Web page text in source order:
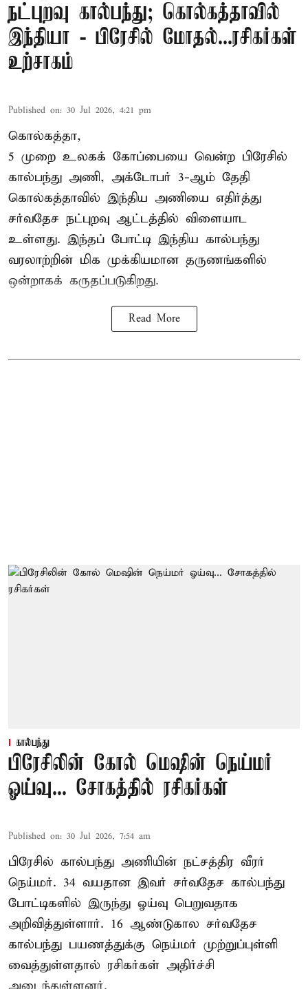
நட்புறவு கால்பந்து; கொல்கத்தாவில்
இந்தியா - பிரேசில் மோதல்...ரசிகர்கள்
உற்சாகம்
Published on: 30 Jul 2026, 4:21 pm
கொல்கத்தா,
5 முறை உலகக் கோப்பையை வென்ற பிரேசில்
கால்பந்து அணி, அக்டோபர் 3-ஆம் தேதி
கொல்கத்தாவில் இந்திய அணியை எதிர்த்து
சர்வதேச நட்புறவு ஆட்டத்தில் விளையாட
உள்ளது. இந்தப் போட்டி இந்திய கால்பந்து
வரலாற்றின் மிக முக்கியமான தருணங்களில்
ஒன்றாகக் கருதப்படுகிறது.
Read More
கால்பந்து
பிரேசிலின் கோல் மெஷின் நெய்மர்
ஓய்வு... சோகத்தில் ரசிகர்கள்
Published on: 30 Jul 2026, 7:54 am
பிரேசில் கால்பந்து அணியின் நட்சத்திர வீரர்
நெய்மர். 34 வயதான இவர் சர்வதேச கால்பந்து
போட்டிகளில் இருந்து ஓய்வு பெறுவதாக
அறிவித்துள்ளார். 16 ஆண்டுகால சர்வதேச
கால்பந்து பயணத்துக்கு நெய்மர் முற்றுப்புள்ளி
வைத்துள்ளதால் ரசிகர்கள் அதிர்ச்சி